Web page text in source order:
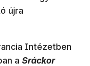
újra
Intézetben
a Sráckor